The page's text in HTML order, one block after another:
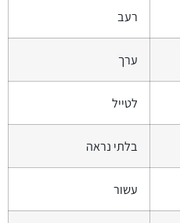
רעב
ערך
לטייל
בלתי נראה
עשור